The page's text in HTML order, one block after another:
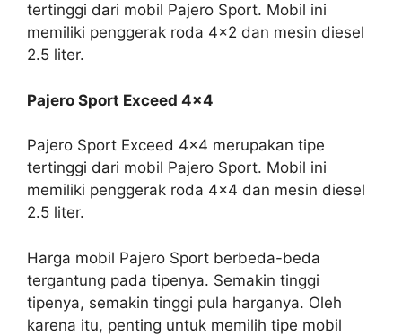
tertinggi dari mobil Pajero Sport. Mobil ini
memiliki penggerak roda 4×2 dan mesin diesel
2.5 liter.
Pajero Sport Exceed 4×4
Pajero Sport Exceed 4×4 merupakan tipe
tertinggi dari mobil Pajero Sport. Mobil ini
memiliki penggerak roda 4×4 dan mesin diesel
2.5 liter.
Harga mobil Pajero Sport berbeda-beda
tergantung pada tipenya. Semakin tinggi
tipenya, semakin tinggi pula harganya. Oleh
karena itu, penting untuk memilih tipe mobil